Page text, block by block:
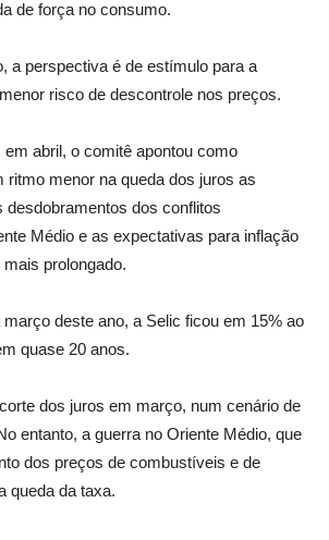
de força no consumo.
a perspectiva é de estímulo para a
risco de descontrole nos preços.
em abril, o comitê apontou como
ritmo menor na queda dos juros as
desdobramentos dos conflitos
Médio e as expectativas para inflação
prolongado.
março deste ano, a Selic ficou em 15% ao
quase 20 anos.
dos juros em março, num cenário de
entanto, a guerra no Oriente Médio, que
dos preços de combustíveis e de
queda da taxa.